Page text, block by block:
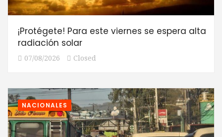
¡Protégete! Para este viernes se espera alta
radiación solar
07/08/2026 Closed
NACIONALES